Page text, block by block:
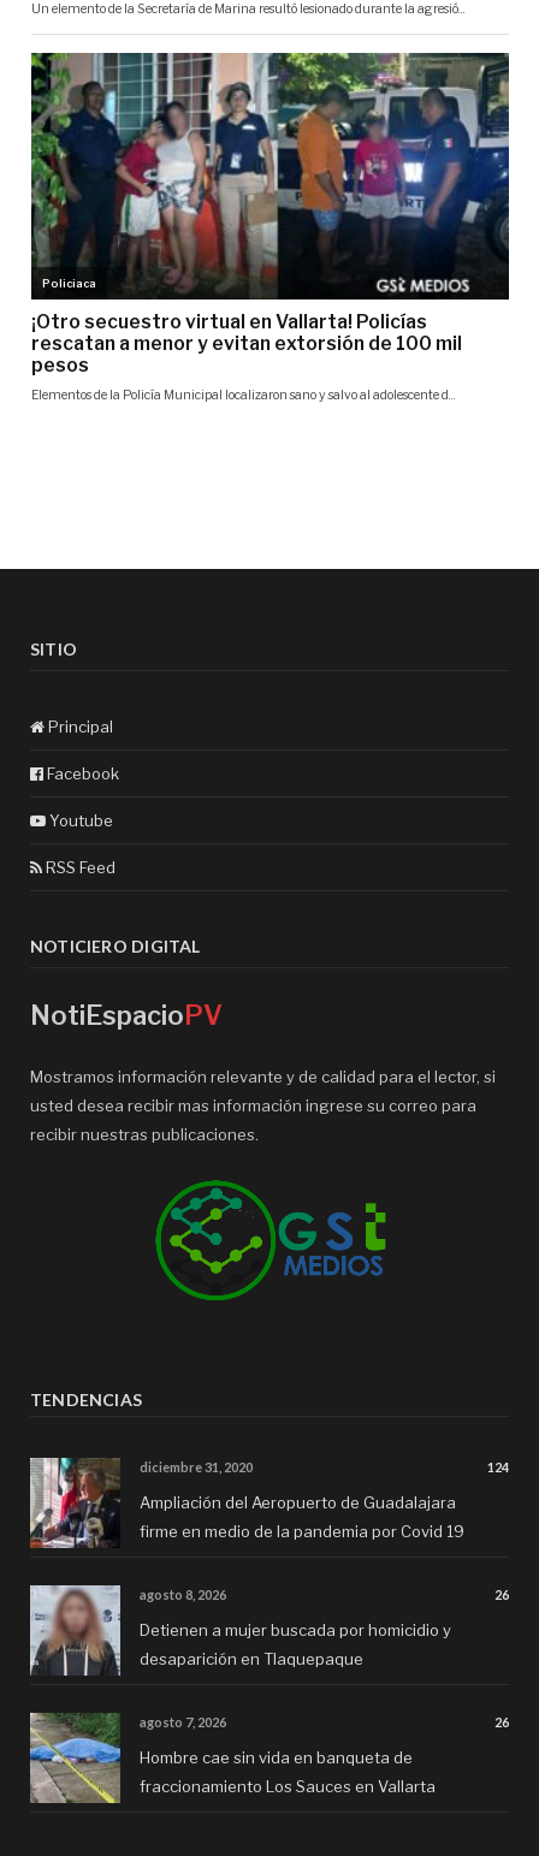
SITIO
Principal
Facebook
Youtube
RSS Feed
NOTICIERO DIGITAL
NotiEspacioPV
Mostramos información relevante y de calidad para el lector, si
usted desea recibir mas información ingrese su correo para
recibir nuestras publicaciones.
TENDENCIAS
diciembre 31, 2020 124
Ampliación del Aeropuerto de Guadalajara
firme en medio de la pandemia por Covid 19
agosto 8, 2026 26
Detienen a mujer buscada por homicidio y
desaparición en Tlaquepaque
agosto 7, 2026 26
Hombre cae sin vida en banqueta de
fraccionamiento Los Sauces en Vallarta